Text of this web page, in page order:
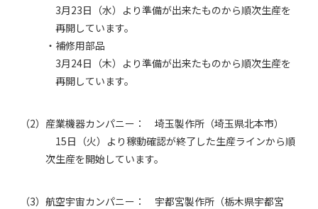
3月23日（水）より準備が出来たものから順次生産を
再開しています。
・補修用部品
3月24日（木）より準備が出来たものから順次生産を
再開しています。
（2）産業機器カンパニー： 埼玉製作所（埼玉県北本市）
15日（火）より稼動確認が終了した生産ラインから順
次生産を開始しています。
（3）航空宇宙カンパニー： 宇都宮製作所（栃木県宇都宮